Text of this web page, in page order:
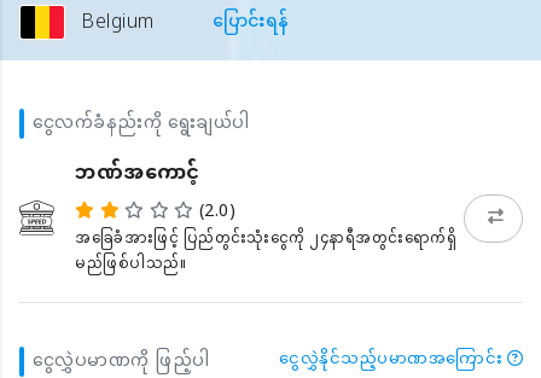
Belgium ပြောင်းရန်
ငွေလက်ခံနည်းကို ရွေးချယ်ပါ
ဘဏ်အကောင့်
(2.0)
အခြေခံအားဖြင့် ပြည်တွင်းသုံးငွေကို ၂၄နာရီအတွင်းရောက်ရှိ
မည်ဖြစ်ပါသည်။
ငွေလွှဲပမာဏကို ဖြည့်ပါ ငွေလွှဲနိုင်သည့်ပမာဏအကြောင်း